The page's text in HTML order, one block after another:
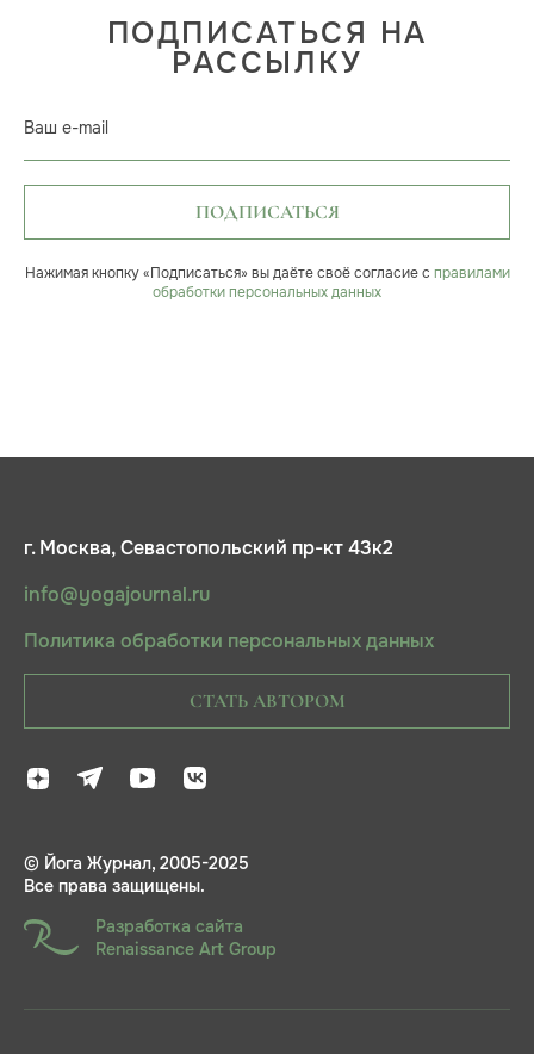
ПОДПИСАТЬСЯ НА
РАССЫЛКУ
Ваш e-mail
ПОДПИСАТЬСЯ
Нажимая кнопку «Подписаться» вы даёте своё согласие с правилами
обработки персональных данных
г. Москва, Севастопольский пр-кт 43к2
info@yogajournal.ru
Политика обработки персональных данных
СТАТЬ АВТОРОМ
© Йога Журнал, 2005-2025
Все права защищены.
Разработка сайта
Renaissance Art Group